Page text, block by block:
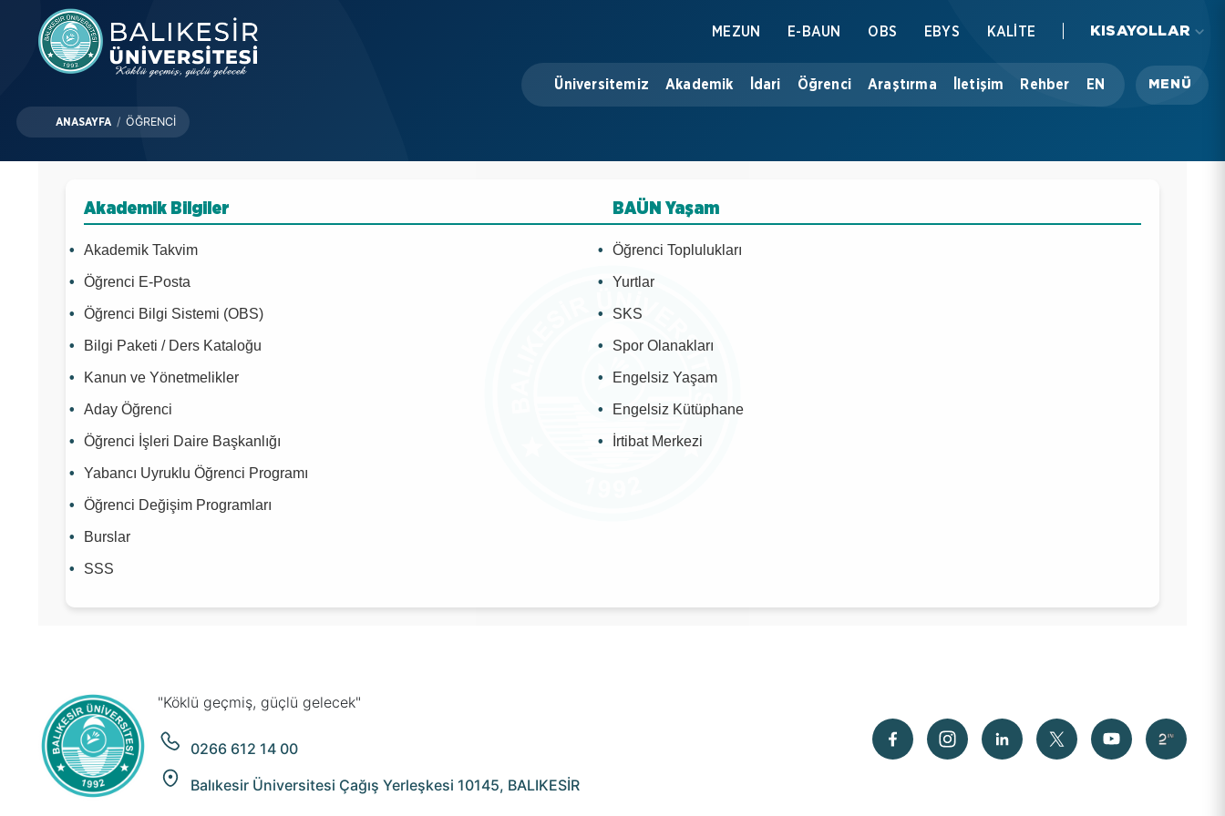
Üniversitemiz Akademik İdari Öğrenci Araştırma İletişim Rehber EN MENÜ
MEZUN E-BAUN OBS EBYS KALİTE KISAYOLLAR
ANASAYFA / ÖĞRENCI
Akademik Bilgiler
Akademik Takvim
Öğrenci E-Posta
Öğrenci Bilgi Sistemi (OBS)
Bilgi Paketi / Ders Kataloğu
Kanun ve Yönetmelikler
Aday Öğrenci
Öğrenci İşleri Daire Başkanlığı
Yabancı Uyruklu Öğrenci Programı
Öğrenci Değişim Programları
Burslar
SSS
BAÜN Yaşam
Öğrenci Toplulukları
Yurtlar
SKS
Spor Olanakları
Engelsiz Yaşam
Engelsiz Kütüphane
İrtibat Merkezi
0266 612 14 00
Balıkesir Üniversitesi Çağış Yerleşkesi 10145, BALIKESİR
"Köklü geçmiş, güçlü gelecek"
Üniversitemiz